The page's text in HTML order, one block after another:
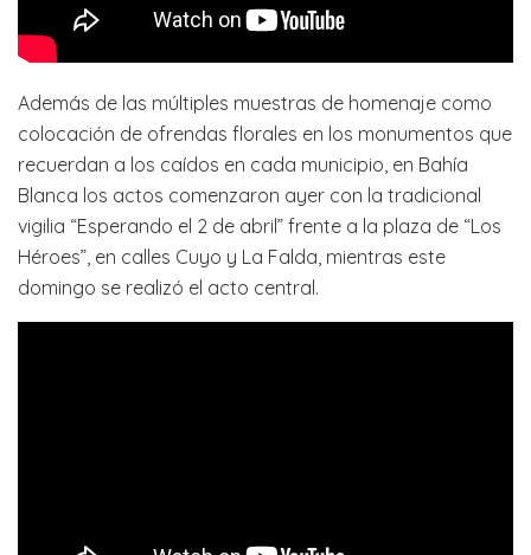
Además de las múltiples muestras de homenaje como
colocación de ofrendas florales en los monumentos que
recuerdan a los caídos en cada municipio, en Bahía
Blanca los actos comenzaron ayer con la tradicional
vigilia “Esperando el 2 de abril” frente a la plaza de “Los
Héroes”, en calles Cuyo y La Falda, mientras este
domingo se realizó el acto central.